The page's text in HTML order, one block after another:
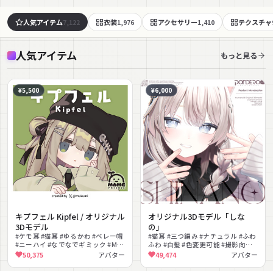
人気アイテム7,122 衣装1,976 アクセサリー1,410 テクスチャ
人気アイテム もっと見る
¥5,500
キプフェル Kipfel / オリジナル
3Dモデル
#ケモ耳 #猫耳 #ゆるかわ #ベレー帽
#ニーハイ #なでなでギミック #MA
対応 #lilToon対応 #PhysBone対応
#Quest対応
50,375 アバター
¥6,000
オリジナル3Dモデル「しな
の」
#猫耳 #三つ編み #ナチュラル #ふわ
ふわ #白髪 #色変更可能 #撮影向け
#PSD付き #セミロング
49,474 アバター